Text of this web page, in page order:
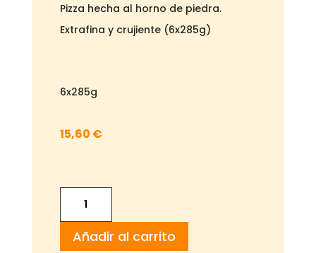
Pizza hecha al horno de piedra.
Extrafina y crujiente (6x285g)
6x285g
15,60 €
Pizza
Margarita
cantidad
Añadir al carrito